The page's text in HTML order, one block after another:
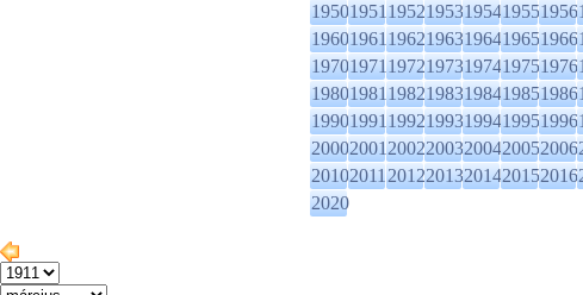
1950195119521953195419551956
1960196119621963196419651966
1970197119721973197419751976
1980198119821983198419851986
1990199119921993199419951996
2000200120022003200420052006
2010201120122013201420152016
2020